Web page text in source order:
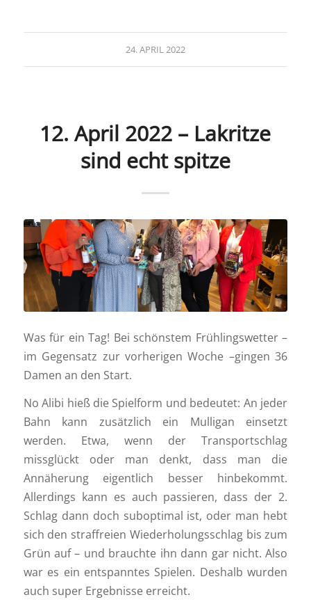
24. APRIL 2022
12. April 2022 – Lakritze
sind echt spitze
Was für ein Tag! Bei schönstem Frühlingswetter –
im Gegensatz zur vorherigen Woche –gingen 36
Damen an den Start.
No Alibi hieß die Spielform und bedeutet: An jeder
Bahn kann zusätzlich ein Mulligan einsetzt
werden. Etwa, wenn der Transportschlag
missglückt oder man denkt, dass man die
Annäherung eigentlich besser hinbekommt.
Allerdings kann es auch passieren, dass der 2.
Schlag dann doch suboptimal ist, oder man hebt
sich den straffreien Wiederholungsschlag bis zum
Grün auf – und brauchte ihn dann gar nicht. Also
war es ein entspanntes Spielen. Deshalb wurden
auch super Ergebnisse erreicht.